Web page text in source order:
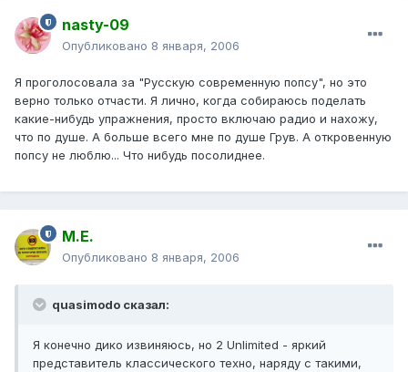
nasty-09
Опубликовано 8 января, 2006
Я проголосовала за "Русскую современную попсу", но это
верно только отчасти. Я лично, когда собираюсь поделать
какие-нибудь упражнения, просто включаю радио и нахожу,
что по душе. А больше всего мне по душе Грув. А откровенную
попсу не люблю... Что нибудь посолиднее.
М.Е.
Опубликовано 8 января, 2006
quasimodo сказал:
Я конечно дико извиняюсь, но 2 Unlimited - яркий
представитель классического техно, наряду с такими,